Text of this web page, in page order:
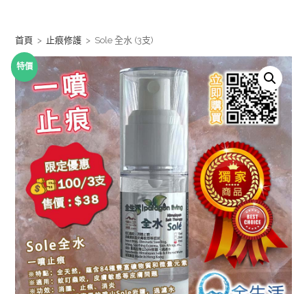
content
首頁 > 止痕修護 > Sole 全水 (3支)
特價